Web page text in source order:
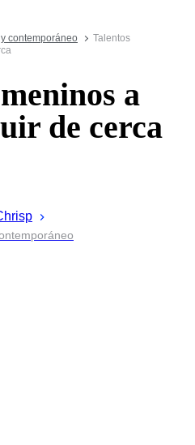
contemporáneo
Talentos
a
de cerca